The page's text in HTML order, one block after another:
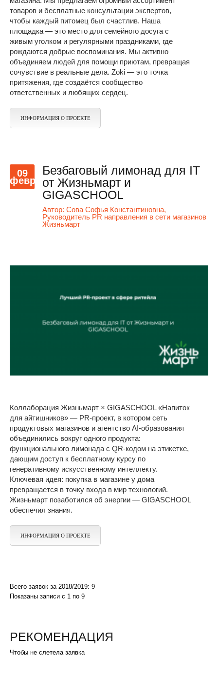
товаров и бесплатные консультации экспертов,
чтобы каждый питомец был счастлив. Наша
площадка — это место для семейного досуга с
живым уголком и регулярными праздниками, где
рождаются добрые воспоминания. Мы активно
объединяем людей для помощи приютам, превращая
сочувствие в реальные дела. Zoki — это точка
притяжения, где создаётся сообщество
ответственных и любящих сердец.
ИНФОРМАЦИЯ О ПРОЕКТЕ
09
февр
Безбаговый лимонад для IT
от Жизньмарт и
GIGASCHOOL
Автор: Сова Софья Константиновна,
Руководитель PR направления в сети магазинов
Жизньмарт
Коллаборация Жизньмарт × GIGASCHOOL «Напиток
для айтишников» — PR-проект, в котором сеть
продуктовых магазинов и агентство AI-образования
объединились вокруг одного продукта:
функционального лимонада с QR-кодом на этикетке,
дающим доступ к бесплатному курсу по
генеративному искусственному интеллекту.
Ключевая идея: покупка в магазине у дома
превращается в точку входа в мир технологий.
Жизньмарт позаботился об энергии — GIGASCHOOL
обеспечил знания.
ИНФОРМАЦИЯ О ПРОЕКТЕ
Всего заявок за 2018/2019: 9
Показаны записи с 1 по 9
РЕКОМЕНДАЦИЯ
Чтобы не слетела заявка